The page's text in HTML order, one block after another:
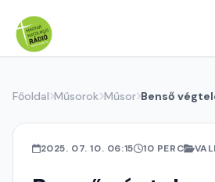
Főoldal Műsorok Műsor Benső
2025. 07. 10. 06:15 10 PERC